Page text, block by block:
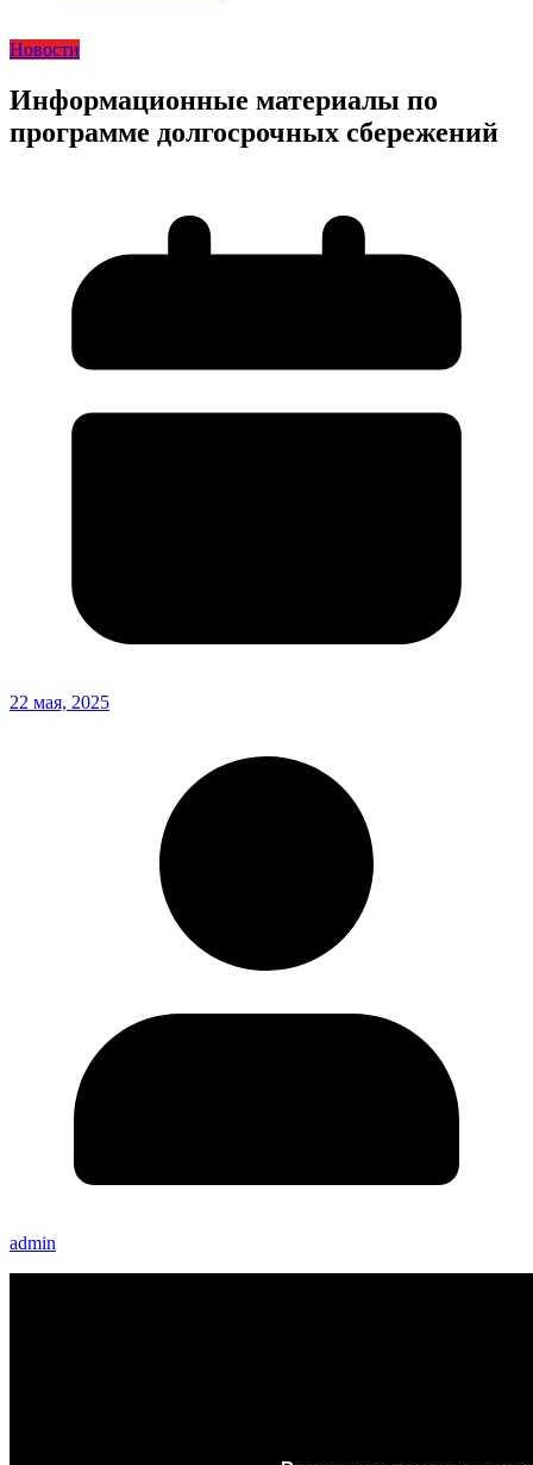
Новости
Информационные материалы по
программе долгосрочных сбережений
22 мая, 2025
admin